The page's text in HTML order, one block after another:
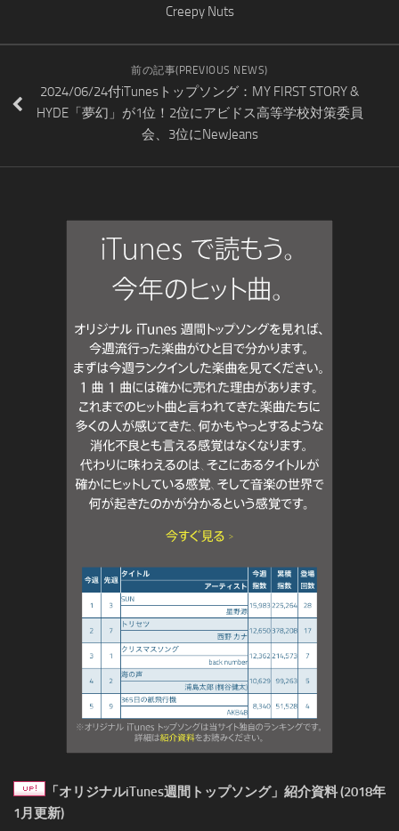
Creepy Nuts
前の記事(PREVIOUS NEWS)
2024/06/24付iTunesトップソング：MY FIRST STORY &
HYDE「夢幻」が1位！2位にアビドス高等学校対策委員
会、3位にNewJeans
「オリジナルiTunes週間トップソング」紹介資料 (2018年
1月更新)